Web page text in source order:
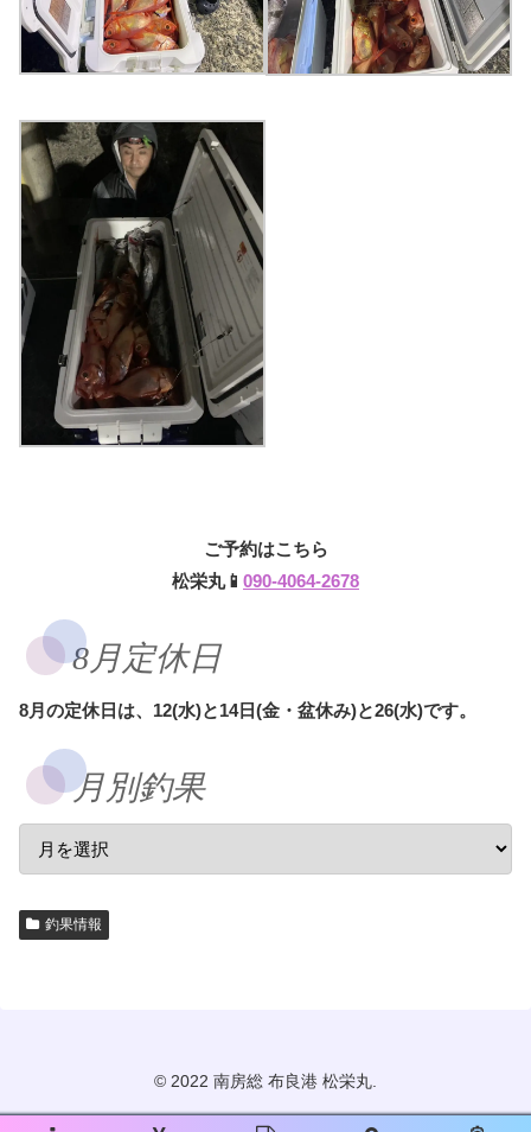
ご予約はこちら
松栄丸📱 090-4064-2678
8月定休日
8月の定休日は、12(水)と14日(金・盆休み)と26(水)です。
月別釣果
釣果情報
© 2022 南房総 布良港 松栄丸.